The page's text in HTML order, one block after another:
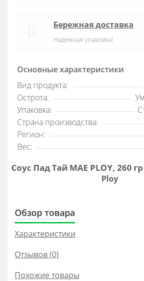
Основные характеристики
Вид продукта:
Острота:
Упаковка:
Страна производства:
Регион:
Вес:
Бережная доставка
Надежная упаковка!
Соус Пад Тай MAE PLOY, 260
Ploy
Обзор товара
Характеристики
Отзывов (0)
Похожие товары